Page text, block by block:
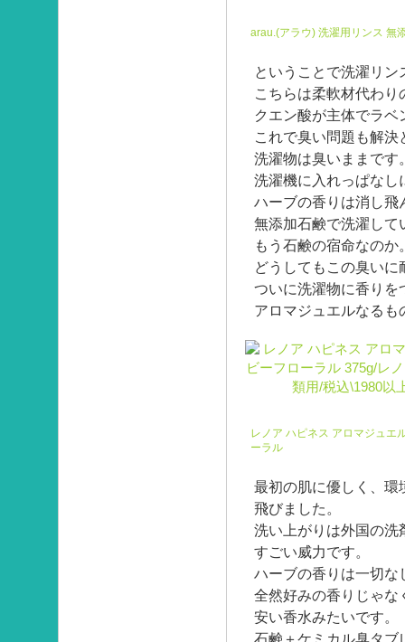
arau.(アラウ) 洗濯用リンス 無
ということで洗濯リ
こちらは柔軟材代わ
クエン酸が主体でラ
これで臭い問題も解
洗濯物は臭いままです
洗濯機に入れっぱなし
ハーブの香りは消し飛
無添加石鹸で洗濯して
もう石鹸の宿命なのか
どうしてもこの臭いに
ついに洗濯物に香りを
アロマジュエルなる
レノア ハピネス アロマジュエ
ーラル
最初の肌に優しく、環
飛びました。
洗い上がりは外国の洗
すごい威力です。
ハーブの香りは一切な
全然好みの香りじゃな
安い香水みたいです。
石鹸＋ケミカル臭タブ